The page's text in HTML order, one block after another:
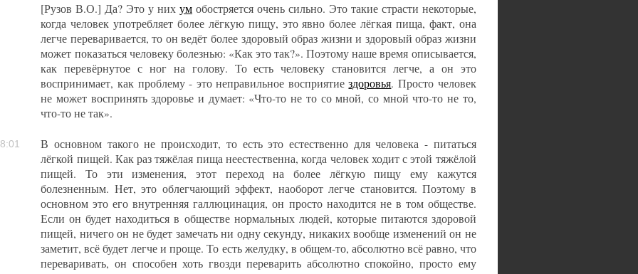
[Рузов В.О.] Да? Это у нихум обостряется очень сильно. Это такие страсти некоторые,
когда человек употребляет более лёгкую пищу, это явно более лёгкая пища, факт, она
легче переваривается, то он ведёт более здоровый образ жизни и здоровый образ жизни
может показаться человеку болезнью: «Как это так?». Поэтому наше время описывается,
как перевёрнутое с ног на голову. То есть человеку становится легче, а он это
воспринимает, как проблему - это неправильное восприятиездоровья. Просто человек
не может воспринять здоровье и думает: «Что-то не то со мной, со мной что-то не то,
что-то не так».
В основном такого не происходит, то есть это естественно для человека - питаться
лёгкой пищей. Как раз тяжёлая пища неестественна, когда человек ходит с этой тяжёлой
пищей. То эти изменения, этот переход на более лёгкую пищу ему кажутся
болезненным. Нет, это облегчающий эффект, наоборот легче становится. Поэтому в
основном это его внутренняя галлюцинация, он просто находится не в том обществе.
Если он будет находиться в обществе нормальных людей, которые питаются здоровой
пищей, ничего он не будет замечать ни одну секунду, никаких вообще изменений он не
заметит, всё будет легче и проще. То есть желудку, в общем-то, абсолютно всё равно, что
переваривать, он способен хоть гвозди переварить абсолютно спокойно, просто ему